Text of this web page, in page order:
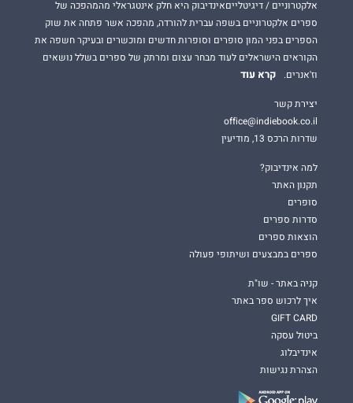
אלקטרוניים / דיגיטלייםאינדיבוק היא חלק אינטגראלי מהמהפכה של
ספרים אלקטרוניים בשפה עברית להורדה, מהפכה אשר פתחה את שוק
הספרים בפני המון סופרים וסופרות חדשים ומוכשרים ובעיקר חשפה את
הקוראים הישראלים לעוד מבחר עצום ומרתק של ספרים בשלל נושאים
וז'אנרים.
קרא עוד
יצירת קשר
office@indiebook.co.il
שדרות הרכס 13, מודיעין
למה אינדיבוק?
תקנון האתר
סופרים
סדרות ספרים
הוצאות ספרים
ספרים במבצעים ושיתופי פעולה
קניה באתר - שו"ת
איך לרכוש ספר באתר
GIFT CARD
ביטול עסקה
אינדיבלוג
הצהרת נגישות